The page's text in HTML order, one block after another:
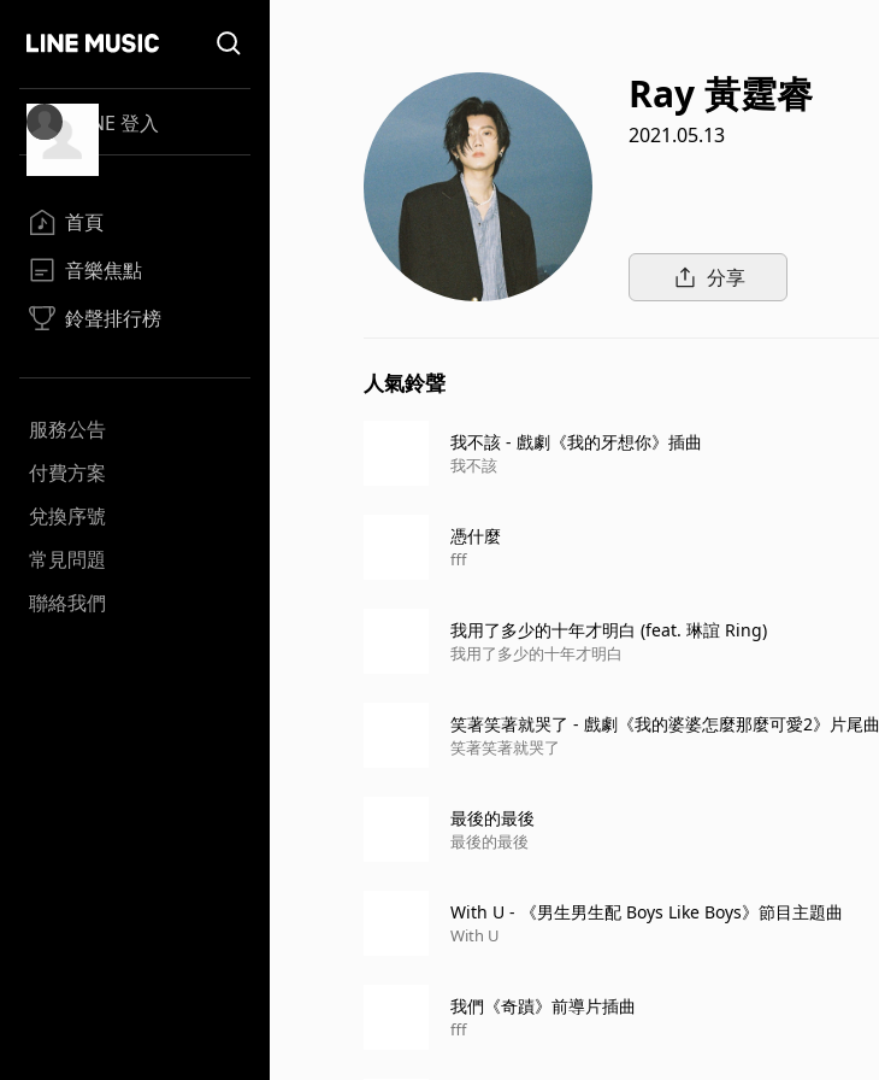
LINE 登入
首頁
音樂焦點
鈴聲排行榜
服務公告
付費方案
兌換序號
常見問題
聯絡我們
Ray 黃霆睿
2021.05.13
分享
人氣鈴聲
我不該 - 戲劇《我的牙想你》插曲
我不該
憑什麼
fff
我用了多少的十年才明白 (feat. 琳誼 Ring)
我用了多少的十年才明白
笑著笑著就哭了 - 戲劇《我的婆婆怎麼那麼可愛2》片尾曲
笑著笑著就哭了
最後的最後
最後的最後
With U - 《男生男生配 Boys Like Boys》節目主題曲
With U
我們《奇蹟》前導片插曲
fff